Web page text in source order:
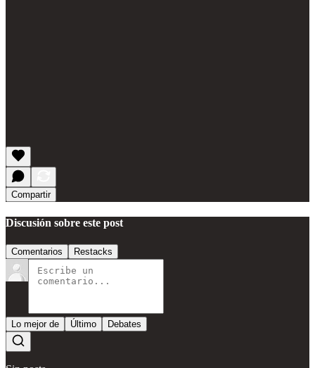
Compartir
Discusión sobre este post
Comentarios Restacks
Lo mejor de Último Debates